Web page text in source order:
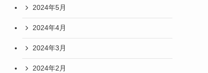
2024年5月
2024年4月
2024年3月
2024年2月